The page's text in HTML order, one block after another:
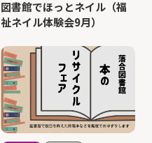
図書館でほっとネイル（福
祉ネイル体験会9月）